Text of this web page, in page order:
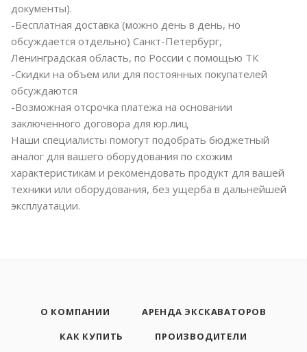
документы).
-Бесплатная доставка (можно день в день, но
обсуждается отдельно) Санкт-Петербург,
Ленинградская область, по России с помощью ТК
-Скидки на объем или для постоянных покупателей
обсуждаются
-Возможная отсрочка платежа на основании
заключенного договора для юр.лиц
Наши специалисты помогут подобрать бюджетный
аналог для вашего оборудования по схожим
характеристикам и рекомендовать продукт для вашей
техники или оборудования, без ущерба в дальнейшей
эксплуатации.
О КОМПАНИИ
АРЕНДА ЭКСКАВАТОРОВ
КАК КУПИТЬ
ПРОИЗВОДИТЕЛИ